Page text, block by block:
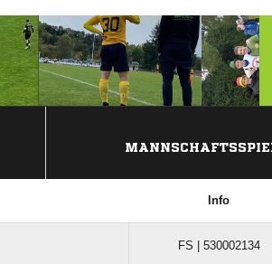
Info
FS | 530002134